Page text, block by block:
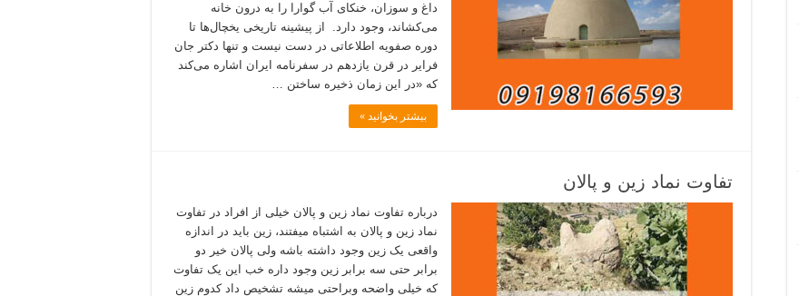
داغ و سوزان، خنکای آب گوارا را به درون خانه
می‌کشاند، وجود دارد. از پیشینه تاریخی یخچال‌ها تا
دوره صفویه اطلاعاتی در دست نیست و تنها دکتر جان
فرایر در قرن یازدهم در سفرنامه ایران اشاره می‌کند
که «در این زمان ذخیره ساختن …
بیشتر بخوانید »
تفاوت نماد زین و پالان
درباره تفاوت نماد زین و پالان خیلی از افراد در تفاوت
نماد زین و پالان به اشتباه میفتند، زین باید در اندازه
واقعی یک زین وجود داشته باشه ولی پالان خیر دو
برابر حتی سه برابر زین وجود داره خب این یک تفاوت
که خیلی واضحه وبراحتی میشه تشخیص داد کدوم زین